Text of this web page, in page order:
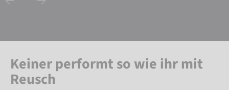
Keiner performt so wie ihr mit
Reusch